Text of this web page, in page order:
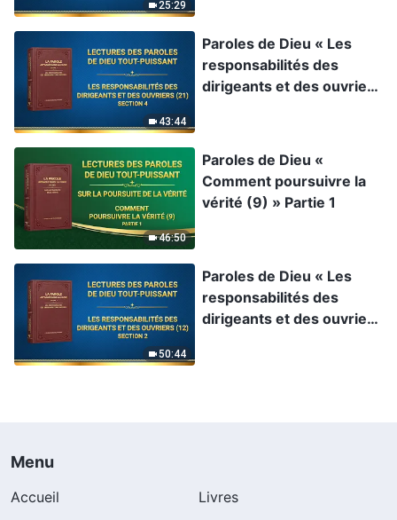
25:29
43:44
Paroles de Dieu « Les
responsabilités des
dirigeants et des ouvriers
46:50
Paroles de Dieu «
Comment poursuivre la
vérité (9) » Partie 1
50:44
Paroles de Dieu « Les
responsabilités des
dirigeants et des ouvriers
Menu
Accueil
Livres